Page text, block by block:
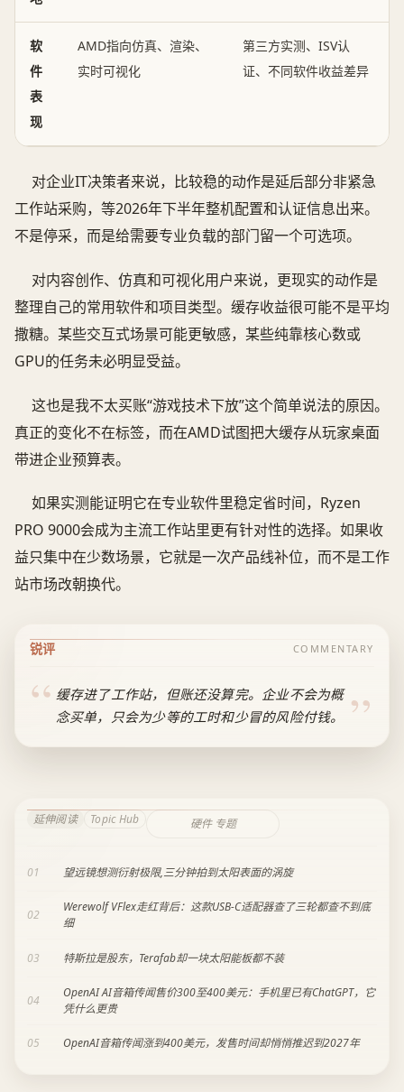
软
件
表
现
AMD指向仿真、渲染、
实时可视化
第三方实测、ISV认
证、不同软件收益差异
对企业IT决策者来说，比较稳的动作是延后部分非紧急
工作站采购，等2026年下半年整机配置和认证信息出来。
不是停采，而是给需要专业负载的部门留一个可选项。
对内容创作、仿真和可视化用户来说，更现实的动作是
整理自己的常用软件和项目类型。缓存收益很可能不是平均
撒糖。某些交互式场景可能更敏感，某些纯靠核心数或
GPU的任务未必明显受益。
这也是我不太买账“游戏技术下放”这个简单说法的原因。
真正的变化不在标签，而在AMD试图把大缓存从玩家桌面
带进企业预算表。
如果实测能证明它在专业软件里稳定省时间，Ryzen
PRO 9000会成为主流工作站里更有针对性的选择。如果收
益只集中在少数场景，它就是一次产品线补位，而不是工作
站市场改朝换代。
锐评 COMMENTARY
缓存进了工作站，但账还没算完。企业不会为概
念买单，只会为少等的工时和少冒的风险付钱。
延伸阅读 Topic Hub 硬件 专题
01 望远镜想测衍射极限,三分钟拍到太阳表面的涡旋
02
Werewolf VFlex走红背后：这款USB-C适配器查了三轮都查不到底
细
03 特斯拉是股东，Terafab却一块太阳能板都不装
04
OpenAI AI音箱传闻售价300至400美元：手机里已有ChatGPT，它
凭什么更贵
05 OpenAI音箱传闻涨到400美元，发售时间却悄悄推迟到2027年